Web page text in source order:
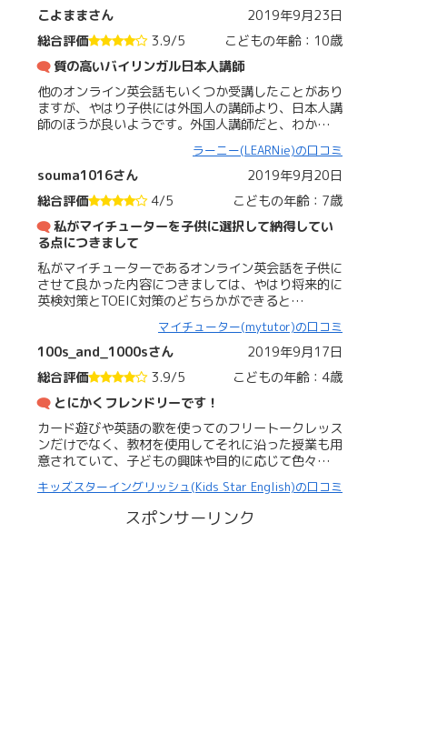
こよままさん
2019年9月23日
こどもの年齢：10歳
総合評価
3.9/5
質の高いバイリンガル日本人講師
他のオンライン英会話もいくつか受講したことがあり
ますが、やはり子供には外国人の講師より、日本人講
師のほうが良いようです。外国人講師だと、わか…
ラーニー(LEARNie)の口コミ
souma1016さん
2019年9月20日
こどもの年齢：7歳
総合評価
4/5
私がマイチューターを子供に選択して納得してい
る点につきまして
私がマイチューターであるオンライン英会話を子供に
させて良かった内容につきましては、やはり将来的に
英検対策とTOEIC対策のどちらかができると…
マイチューター(mytutor)の口コミ
100s_and_1000sさん
2019年9月17日
こどもの年齢：4歳
総合評価
3.9/5
とにかくフレンドリーです！
カード遊びや英語の歌を使ってのフリートークレッス
ンだけでなく、教材を使用してそれに沿った授業も用
意されていて、子どもの興味や目的に応じて色々…
キッズスターイングリッシュ(Kids Star English)の口コミ
スポンサーリンク